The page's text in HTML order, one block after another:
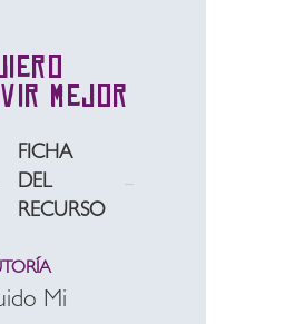
mejor
FICHA
DEL
RECURSO
Mi